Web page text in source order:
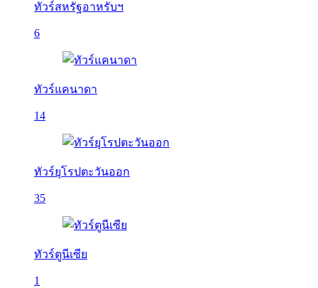
ทัวร์สหรัฐอาหรับฯ
6
ทัวร์แคนาดา
14
ทัวร์ยุโรปตะวันออก
35
ทัวร์ตูนีเซีย
1